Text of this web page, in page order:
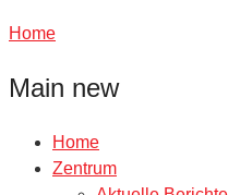
Home
Main new
Home
Zentrum